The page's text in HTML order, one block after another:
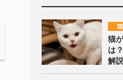
猫
は
解説